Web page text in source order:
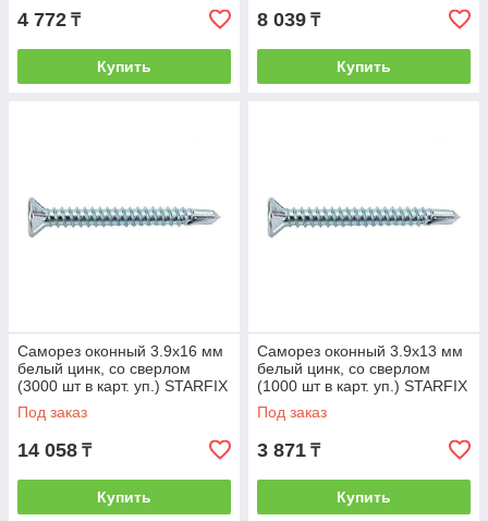
4 772 ₸
Купить
8 039 ₸
Купить
Саморез оконный 3.9х16 мм
белый цинк, со сверлом
(3000 шт в карт. уп.) STARFIX
(STARFIX) (SMC3-80879-
3000)
Под заказ
14 058 ₸
Купить
Саморез оконный 3.9х13 мм
белый цинк, со сверлом
(1000 шт в карт. уп.) STARFIX
(STARFIX) (SMC1-80876-
1000)
Под заказ
3 871 ₸
Купить